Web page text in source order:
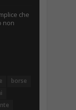
che
non
borse